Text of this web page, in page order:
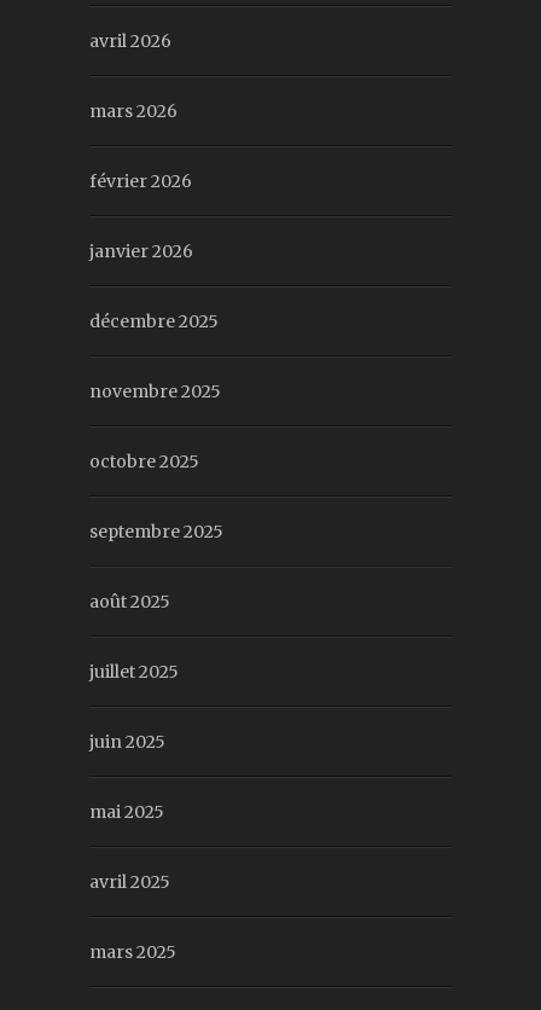
avril 2026
mars 2026
février 2026
janvier 2026
décembre 2025
novembre 2025
octobre 2025
septembre 2025
août 2025
juillet 2025
juin 2025
mai 2025
avril 2025
mars 2025